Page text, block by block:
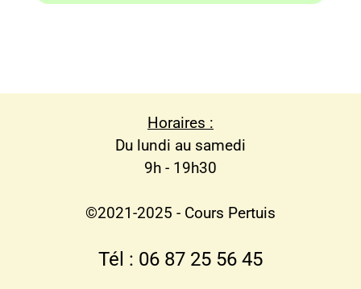
Horaires :
Du lundi au samedi
9h - 19h30
©2021-2025 - Cours Pertuis
Tél : 06 87 25 56 45